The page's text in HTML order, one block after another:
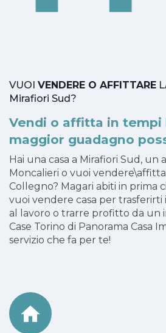
VUOI VENDERE O AFFITTARE
Mirafiori Sud?
Vendi o affitta in tempi
maggior guadagno
Hai una casa a Mirafiori Sud, un
Moncalieri o vuoi
Collegno? Magari abiti in prima
vuoi vendere casa per trasferirti
al lavoro o trarre profitto da un
Case Torino di Panorama Casa
servizio che fa per te!